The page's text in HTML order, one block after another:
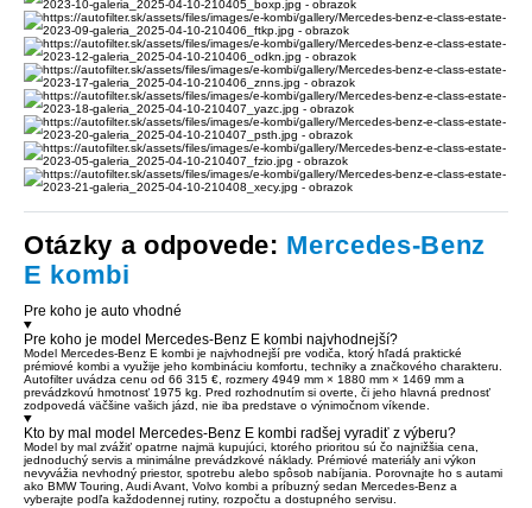
Otázky a odpovede: Mercedes-Benz
E kombi
Pre koho je auto vhodné
Pre koho je model Mercedes-Benz E kombi najvhodnejší?
Model Mercedes-Benz E kombi je najvhodnejší pre vodiča, ktorý hľadá praktické
prémiové kombi a využije jeho kombináciu komfortu, techniky a značkového charakteru.
Autofilter uvádza cenu od 66 315 €, rozmery 4949 mm × 1880 mm × 1469 mm a
prevádzkovú hmotnosť 1975 kg. Pred rozhodnutím si overte, či jeho hlavná prednosť
zodpovedá väčšine vašich jázd, nie iba predstave o výnimočnom víkende.
Kto by mal model Mercedes-Benz E kombi radšej vyradiť z výberu?
Model by mal zvážiť opatrne najmä kupujúci, ktorého prioritou sú čo najnižšia cena,
jednoduchý servis a minimálne prevádzkové náklady. Prémiové materiály ani výkon
nevyvážia nevhodný priestor, spotrebu alebo spôsob nabíjania. Porovnajte ho s autami
ako BMW Touring, Audi Avant, Volvo kombi a príbuzný sedan Mercedes-Benz a
vyberajte podľa každodennej rutiny, rozpočtu a dostupného servisu.